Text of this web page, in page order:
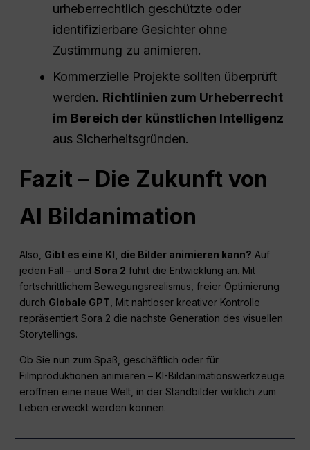
urheberrechtlich geschützte oder
identifizierbare Gesichter ohne
Zustimmung zu animieren.
Kommerzielle Projekte sollten überprüft
werden. Richtlinien zum Urheberrecht
im Bereich der künstlichen Intelligenz
aus Sicherheitsgründen.
Fazit – Die Zukunft von
AI Bildanimation
Also, Gibt es eine KI, die Bilder animieren kann? Auf
jeden Fall – undSora 2 führt die Entwicklung an. Mit
fortschrittlichem Bewegungsrealismus, freier Optimierung
durch Globale GPT , Mit nahtloser kreativer Kontrolle
repräsentiert Sora 2 die nächste Generation des visuellen
Storytellings.
Ob Sie nun zum Spaß, geschäftlich oder für
Filmproduktionen animieren – KI-Bildanimationswerkzeuge
eröffnen eine neue Welt, in der Standbilder wirklich zum
Leben erweckt werden können.